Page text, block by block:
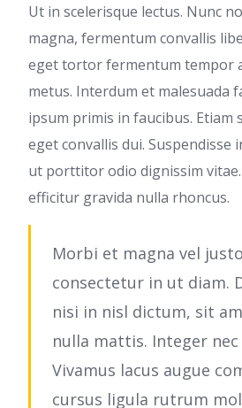
Ut in scelerisque lectus. Nunc
magna, fermentum convallis
eget tortor fermentum tempor
metus. Interdum et malesuada
ipsum primis in faucibus. Etiam
eget convallis dui. Suspendisse
ut porttitor odio dignissim
efficitur gravida nulla rhoncus.
Morbi et magna vel
consectetur in ut diam.
nisi in nisl dictum, sit
nulla mattis. Integer nec
Vivamus lacus augue
cursus ligula rutrum